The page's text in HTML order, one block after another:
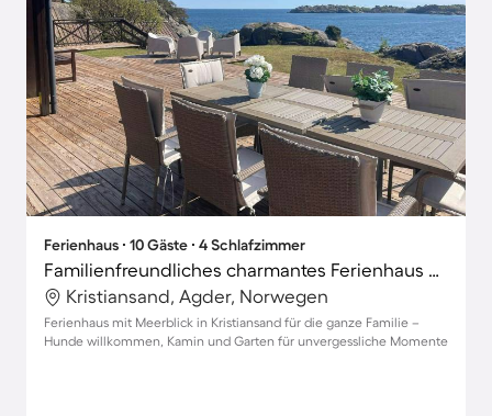
Ferienhaus ∙ 10 Gäste ∙ 4 Schlafzimmer
Familienfreundliches charmantes Ferienhaus mit Terrasse, Grill und Garten | Wasserblick | Haustierfreundlich
Kristiansand, Agder, Norwegen
Ferienhaus mit Meerblick in Kristiansand für die ganze Familie –
Hunde willkommen, Kamin und Garten für unvergessliche Momente